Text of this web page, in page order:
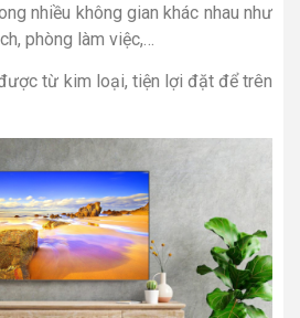
nhiều không gian khác nhau như
phòng làm việc,…
từ kim loại, tiện lợi đặt để trên